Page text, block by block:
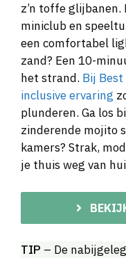
z’n toffe glijbanen.
miniclub en
een comfortabel
zand? Een 10-
het strand. Bij
inclusive ervaring
plunderen. Ga los
zinderende mojito
kamers? Strak,
je thuis weg van
TIP – De